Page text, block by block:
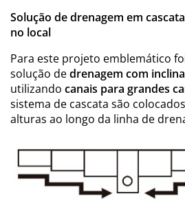
Solução de drenagem em
no local
Para este projeto emblemático
solução dedrenagem com
utilizando canais para grandes
sistema de cascata são
alturas ao longo da linha de